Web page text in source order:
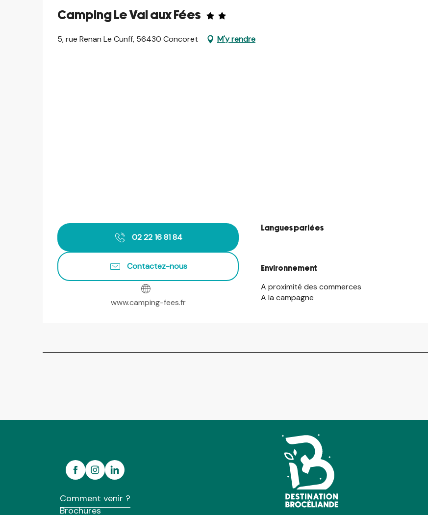
Camping Le Val aux Fées
5, rue Renan Le Cunff, 56430 Concoret M'y rendre
02 22 16 81 84
Contactez-nous
www.camping-fees.fr
Langues parlées
Langues parlées
Environnement
Environnement
A proximité des commerces
A la campagne
Comment venir ?
Brochures